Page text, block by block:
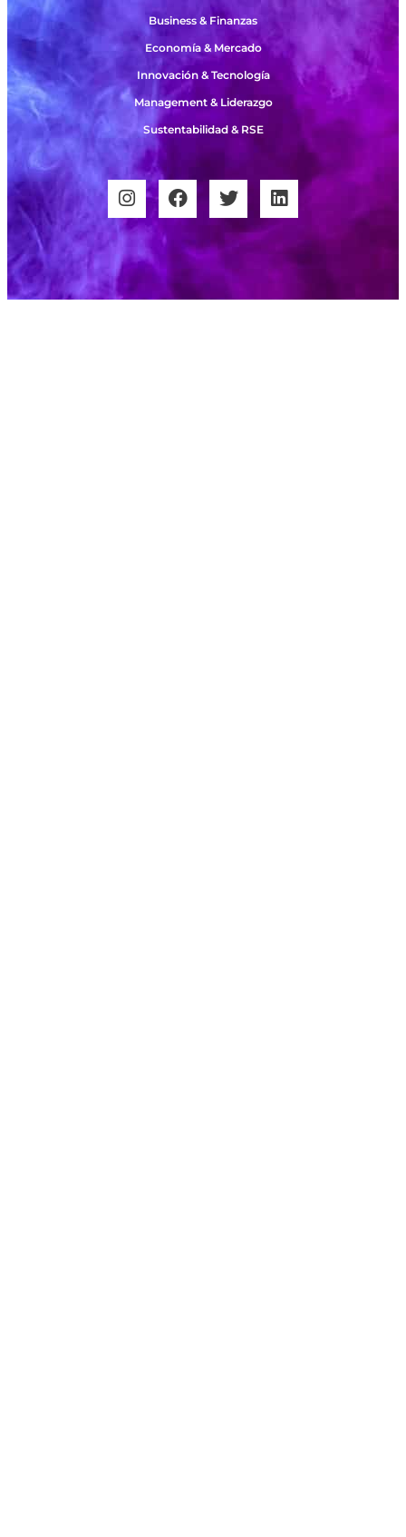
Business & Finanzas
Economía & Mercado
Innovación & Tecnología
Management & Liderazgo
Sustentabilidad & RSE